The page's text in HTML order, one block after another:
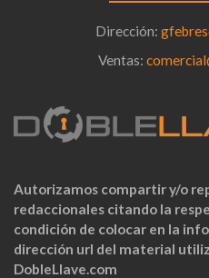
Dirección:
Ventas:
Autorizamos compartir y/o
redaccionales citando la
condición de colocar en la
dirección url del material
DobleLlave.com